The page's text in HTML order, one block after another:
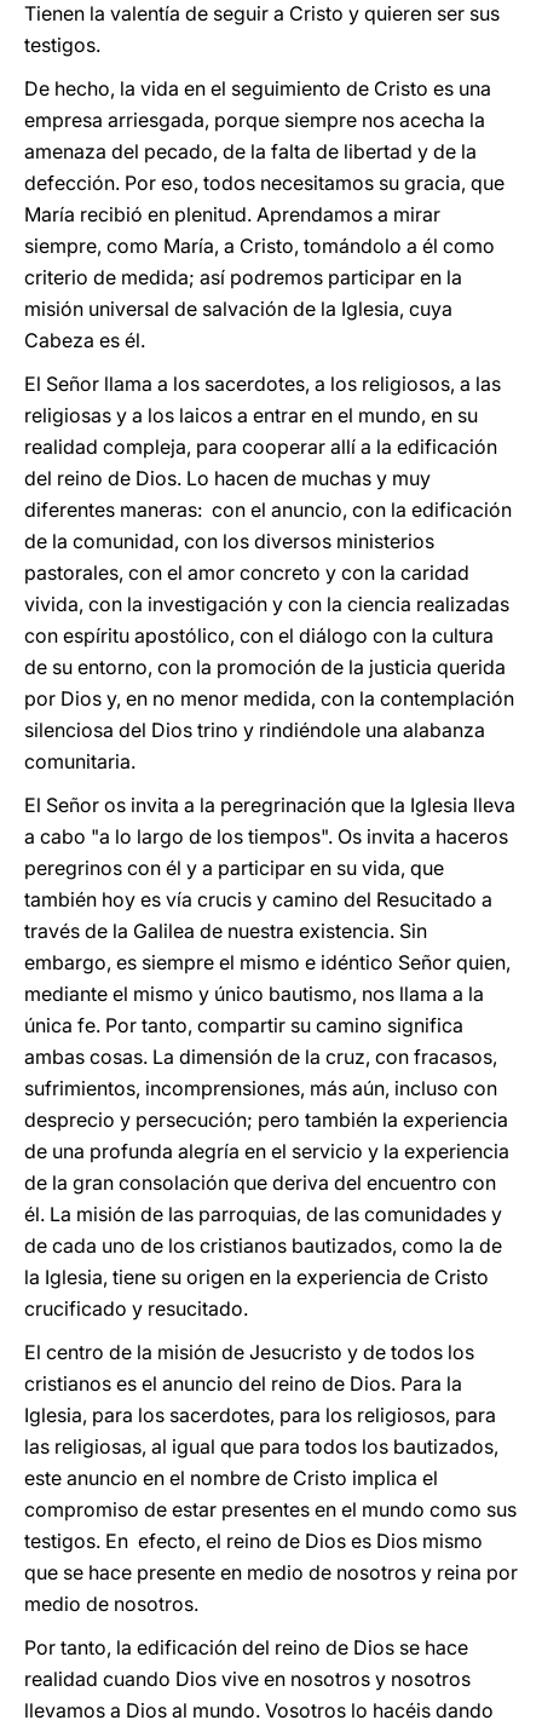
Tienen la valentía de seguir a Cristo y quieren ser sus
testigos.
De hecho, la vida en el seguimiento de Cristo es una
empresa arriesgada, porque siempre nos acecha la
amenaza del pecado, de la falta de libertad y de la
defección. Por eso, todos necesitamos su gracia, que
María recibió en plenitud. Aprendamos a mirar
siempre, como María, a Cristo, tomándolo a él como
criterio de medida; así podremos participar en la
misión universal de salvación de la Iglesia, cuya
Cabeza es él.
El Señor llama a los sacerdotes, a los religiosos, a las
religiosas y a los laicos a entrar en el mundo, en su
realidad compleja, para cooperar allí a la edificación
del reino de Dios. Lo hacen de muchas y muy
diferentes maneras: con el anuncio, con la edificación
de la comunidad, con los diversos ministerios
pastorales, con el amor concreto y con la caridad
vivida, con la investigación y con la ciencia realizadas
con espíritu apostólico, con el diálogo con la cultura
de su entorno, con la promoción de la justicia querida
por Dios y, en no menor medida, con la contemplación
silenciosa del Dios trino y rindiéndole una alabanza
comunitaria.
El Señor os invita a la peregrinación que la Iglesia lleva
a cabo "a lo largo de los tiempos". Os invita a haceros
peregrinos con él y a participar en su vida, que
también hoy es vía crucis y camino del Resucitado a
través de la Galilea de nuestra existencia. Sin
embargo, es siempre el mismo e idéntico Señor quien,
mediante el mismo y único bautismo, nos llama a la
única fe. Por tanto, compartir su camino significa
ambas cosas. La dimensión de la cruz, con fracasos,
sufrimientos, incomprensiones, más aún, incluso con
desprecio y persecución; pero también la experiencia
de una profunda alegría en el servicio y la experiencia
de la gran consolación que deriva del encuentro con
él. La misión de las parroquias, de las comunidades y
de cada uno de los cristianos bautizados, como la de
la Iglesia, tiene su origen en la experiencia de Cristo
crucificado y resucitado.
El centro de la misión de Jesucristo y de todos los
cristianos es el anuncio del reino de Dios. Para la
Iglesia, para los sacerdotes, para los religiosos, para
las religiosas, al igual que para todos los bautizados,
este anuncio en el nombre de Cristo implica el
compromiso de estar presentes en el mundo como sus
testigos. En efecto, el reino de Dios es Dios mismo
que se hace presente en medio de nosotros y reina por
medio de nosotros.
Por tanto, la edificación del reino de Dios se hace
realidad cuando Dios vive en nosotros y nosotros
llevamos a Dios al mundo. Vosotros lo hacéis dando